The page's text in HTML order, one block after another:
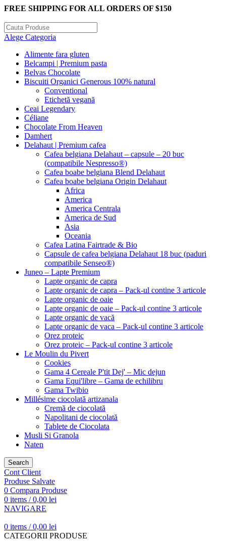
FREE SHIPPING FOR ALL ORDERS OF $150
Alege Categoria
Alimente fara gluten
Belcampi | Premium pasta
Belvas Chocolate
Biscuiti Organici Generous 100% natural
Conventional
Etichetă vegană
Ceai Legendary
Céliane
Chocolate From Heaven
Damhert
Delahaut | Premium cafea
Cafea belgiana Delahaut – capsule – 20 buc
(compatibile Nespresso®)
Cafea boabe belgiana Blend Delahaut
Cafea boabe belgiana Origin Delahaut
Africa
America
America Centrala
America de Sud
Asia
Oceania
Cafea Latina Fairtrade & Bio
Capsule de cafea belgiana Delahaut 18 buc (paduri
compatibile Senseo®)
Juneo – Lapte Premium
Lapte organic de capra
Lapte organic de capra – Pack-ul contine 3 articole
Lapte organic de oaie
Lapte organic de oaie – Pack-ul contine 3 articole
Lapte organic de vacă
Lapte organic de vaca – Pack-ul contine 3 articole
Orez proteic
Orez proteic – Pack-ul contine 3 articole
Le Moulin du Pivert
Cookies
Gama 4 Cereale P'tit Dej' – Mic dejun
Gama Equi'libre – Gama de echilibru
Gama Twibio
Millésime ciocolată artizanala
Cremă de ciocolată
Napolitani de ciocolată
Tablete de Ciocolata
Musli Si Granola
Naten
Search
Cont Client
Produse Salvate
0 Compara Produse
0 items / 0,00 lei
NAVIGARE
0 items / 0,00 lei
CATEGORII PRODUSE